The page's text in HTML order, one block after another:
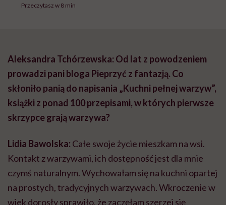
Przeczytasz w 8 min
Aleksandra Tchórzewska: Od lat z powodzeniem
prowadzi pani bloga Pieprzyć z fantazją. Co
skłoniło panią do napisania „Kuchni pełnej warzyw”,
książki z ponad 100 przepisami, w których pierwsze
skrzypce grają warzywa?
Lidia Bawolska: Całe swoje życie mieszkam na wsi.
Kontakt z warzywami, ich dostępność jest dla mnie
czymś naturalnym. Wychowałam się na kuchni opartej
na prostych, tradycyjnych warzywach. Wkroczenie w
wiek dorosły sprawiło, że zaczęłam szerzej się